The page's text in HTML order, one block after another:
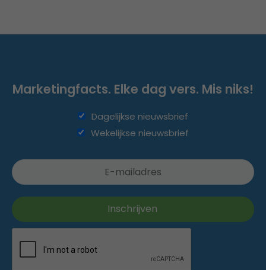
Marketingfacts. Elke dag vers. Mis niks!
Dagelijkse nieuwsbrief
Wekelijkse nieuwsbrief